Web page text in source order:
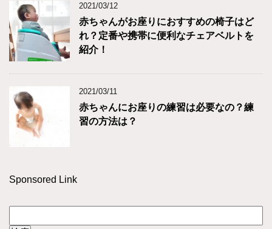
2021/03/12
赤ちゃんがお座りにおすすめの椅子はど
れ？定番や携帯に便利なチェアベルトを
紹介！
2021/03/11
赤ちゃんにお座りの練習は必要なの？練
習の方法は？
Sponsored Link